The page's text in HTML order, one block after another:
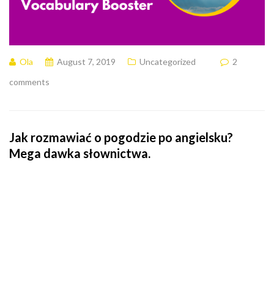
Ola August 7, 2019 Uncategorized
2
comments
Jak rozmawiać o pogodzie po angielsku?
Mega dawka słownictwa.